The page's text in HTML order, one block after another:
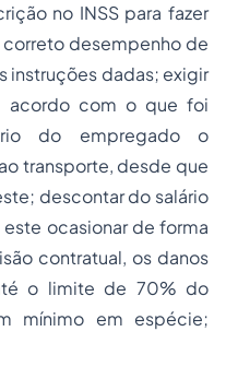
no INSS para fazer
desempenho de
instruções dadas; exigir
acordo com o que foi
do empregado o
transporte, desde que
descontar do salário
ocasionar de forma
contratual, os danos
o limite de 70% do
mínimo em espécie;